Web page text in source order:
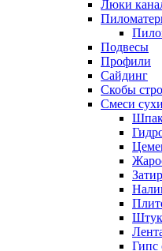
Люки
Подвесы
Профили
Сайдинг
Скобы
Смеси
Гипс